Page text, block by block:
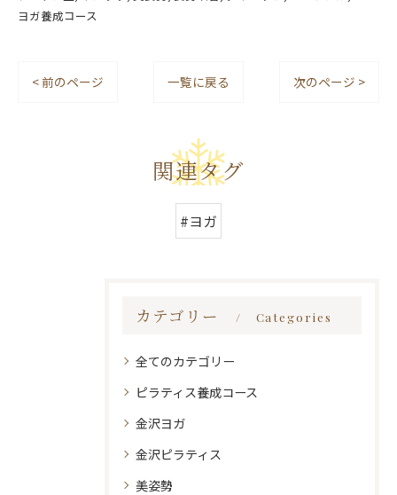
ヨガ養成コース
< 前のページ 一覧に戻る 次のページ >
関連タグ
#ヨガ
カテゴリー Categories
全てのカテゴリー
ピラティス養成コース
金沢ヨガ
金沢ピラティス
美姿勢